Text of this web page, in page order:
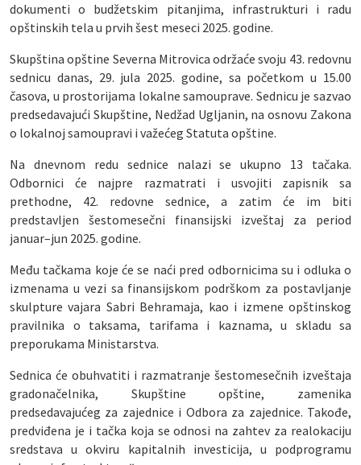
dokumenti o budžetskim pitanjima, infrastrukturi i radu
opštinskih tela u prvih šest meseci 2025. godine.
Skupština opštine Severna Mitrovica održaće svoju 43. redovnu
sednicu danas, 29. jula 2025. godine, sa početkom u 15.00
časova, u prostorijama lokalne samouprave. Sednicu je sazvao
predsedavajući Skupštine, Nedžad Ugljanin, na osnovu Zakona
o lokalnoj samoupravi i važećeg Statuta opštine.
Na dnevnom redu sednice nalazi se ukupno 13 tačaka.
Odbornici će najpre razmatrati i usvojiti zapisnik sa
prethodne, 42. redovne sednice, a zatim će im biti
predstavljen šestomesečni finansijski izveštaj za period
januar–jun 2025. godine.
Među tačkama koje će se naći pred odbornicima su i odluka o
izmenama u vezi sa finansijskom podrškom za postavljanje
skulpture vajara Sabri Behramaja, kao i izmene opštinskog
pravilnika o taksama, tarifama i kaznama, u skladu sa
preporukama Ministarstva.
Sednica će obuhvatiti i razmatranje šestomesečnih izveštaja
gradonačelnika, Skupštine opštine, zamenika
predsedavajućeg za zajednice i Odbora za zajednice. Takođe,
predviđena je i tačka koja se odnosi na zahtev za realokaciju
sredstava u okviru kapitalnih investicija, u podprogramu